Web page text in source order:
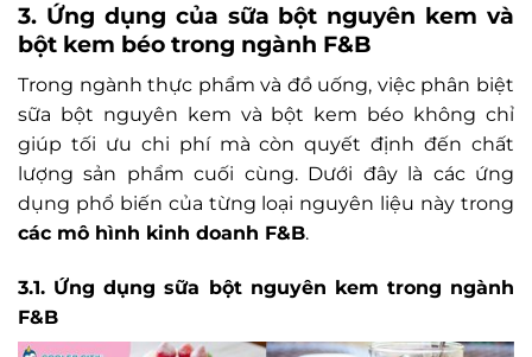
3. Ứng dụng của sữa bột nguyên kem và
bột kem béo trong ngành F&B
Trong ngành thực phẩm và đồ uống, việc phân biệt
sữa bột nguyên kem và bột kem béo không chỉ
giúp tối ưu chi phí mà còn quyết định đến chất
lượng sản phẩm cuối cùng. Dưới đây là các ứng
dụng phổ biến của từng loại nguyên liệu này trong
các mô hình kinh doanh F&B.
3.1. Ứng dụng sữa bột nguyên kem trong ngành
F&B